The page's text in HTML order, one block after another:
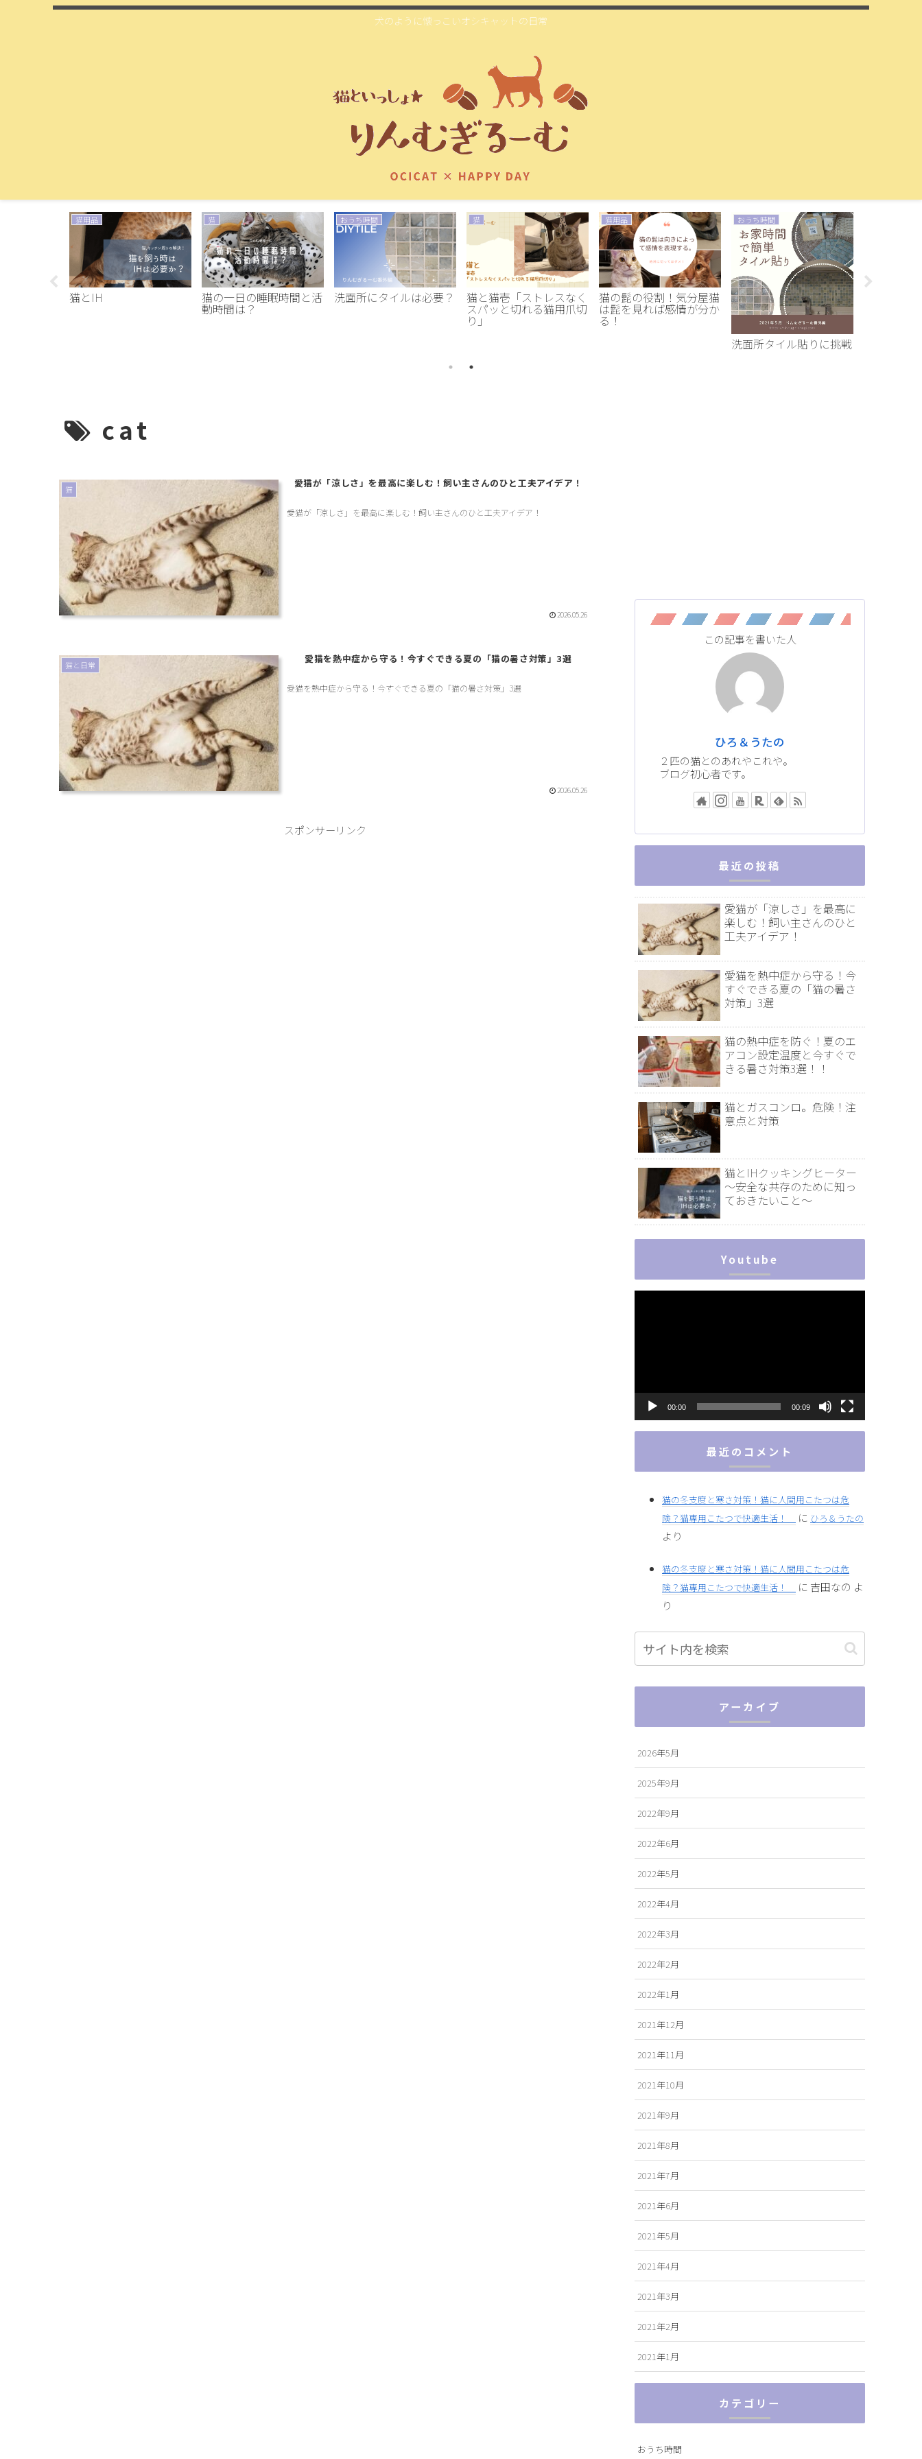
犬のように懐っこいオシキャットの日常
猫用品
猫とIH
猫
猫の一日の睡眠時間と活
動時間は？
おうち時間
洗面所にタイルは必要？
猫
猫と猫壱「ストレスなく
スパッと切れる猫用爪切
り」
猫用品
猫の髭の役割！気分屋猫
は髭を見れば感情が分か
る！
おうち時間
洗面所タイル貼りに挑戦
cat
猫
愛猫が「涼しさ」を最高に楽しむ！飼い主さんのひと工夫アイデア！
愛猫が「涼しさ」を最高に楽しむ！飼い主さんのひと工夫アイデア！
2026.05.26
猫と日常
愛猫を熱中症から守る！今すぐできる夏の「猫の暑さ対策」3選
愛猫を熱中症から守る！今すぐできる夏の「猫の暑さ対策」3選
2026.05.26
スポンサーリンク
この記事を書いた人
ひろ＆うたの
２匹の猫とのあれやこれや。
ブログ初心者です。
最近の投稿
愛猫が「涼しさ」を最高に
楽しむ！飼い主さんのひと
工夫アイデア！
愛猫を熱中症から守る！今
すぐできる夏の「猫の暑さ
対策」3選
猫の熱中症を防ぐ！夏のエ
アコン設定温度と今すぐで
きる暑さ対策3選！！
猫とガスコンロ。危険！注
意点と対策
猫とIHクッキングヒーター
～安全な共存のために知っ
ておきたいこと～
Youtube
ヤ
00:00 00:09
最近のコメント
猫の冬支度と寒さ対策！猫に人間用こたつは危
険？猫専用こたつで快適生活！
に ひろ＆うたの
より
猫の冬支度と寒さ対策！猫に人間用こたつは危
険？猫専用こたつで快適生活！
に 吉田なの よ
り
アーカイブ
2026年5月
2025年9月
2022年9月
2022年6月
2022年5月
2022年4月
2022年3月
2022年2月
2022年1月
2021年12月
2021年11月
2021年10月
2021年9月
2021年8月
2021年7月
2021年6月
2021年5月
2021年4月
2021年3月
2021年2月
2021年1月
カテゴリー
おうち時間